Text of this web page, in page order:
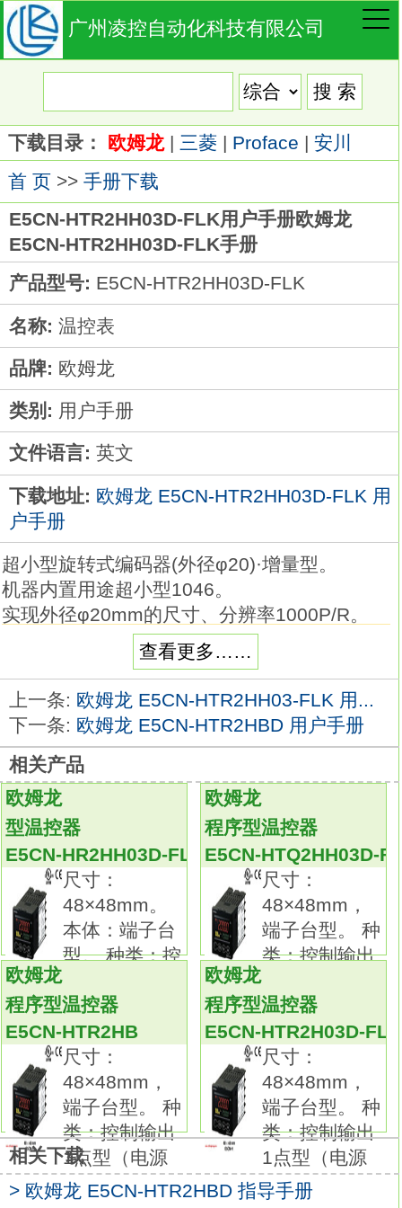
广州凌控自动化科技有限公司
下载目录： 欧姆龙| 三菱| Proface | 安川
首 页>> 手册下载
E5CN-HTR2HH03D-FLK用户手册欧姆龙
E5CN-HTR2HH03D-FLK手册
产品型号: E5CN-HTR2HH03D-FLK
名称: 温控表
品牌: 欧姆龙
类别: 用户手册
文件语言: 英文
下载地址: 欧姆龙 E5CN-HTR2HH03D-FLK 用
户手册
超小型旋转式编码器(外径φ20)·增量型。
机器内置用途超小型1046。
实现外径φ20mm的尺寸、分辨率1000P/R。
按用途有轴型与中空轴型。
电源电压：DC5V欧姆龙E5CN-HTR2HH03D-
FLK手册。
输出形式：电压输出。
轴形状：中空轴。种类：带端子块的控制器。
尺寸：1/4DIN，96×96×78mm
HTR2HH03D-FLK
电源电压：AC/DC24V。
输入种类：模拟量（电流/电压）。
报警输出：3点。
控制输出：电流输出。
加热器断线：--。
安装可选单元：有。
畅销的多用途温控器现在更为出众。
温控器现在可进行模拟输入。
更快速的采样速度250ms。
提供传送输出，可简单输出到记录器。
带有回路断开报警（LBA）和加热器短路报警
（HS报警）的型号可选欧姆龙E5CN-
HTR2HH03D-FLK手册。
简单设置11段显示屏。
配备了手动输出功能。
带通信的型号安装新协议Modbus。
查看更多……
上一条: 欧姆龙 E5CN-HTR2HH03-FLK 用...
下一条: 欧姆龙 E5CN-HTR2HBD 用户手册
相关产品
欧姆龙
型温控器
E5CN-HR2HH03D-FLK
尺寸：
48×48mm。
本体：端子台
型。 种类：控
欧姆龙
程序型温控器
E5CN-HTQ2HH03D-
尺寸：
48×48mm，
端子台型。 种
类：控制输出
欧姆龙
程序型温控器
E5CN-HTR2HB
尺寸：
48×48mm，
端子台型。 种
类：控制输出
1点型（电源
欧姆龙
程序型温控器
E5CN-HTR2H03D-FLK
尺寸：
48×48mm，
端子台型。 种
类：控制输出
1点型（电源
相关下载
> 欧姆龙 E5CN-HTR2HBD 指导手册